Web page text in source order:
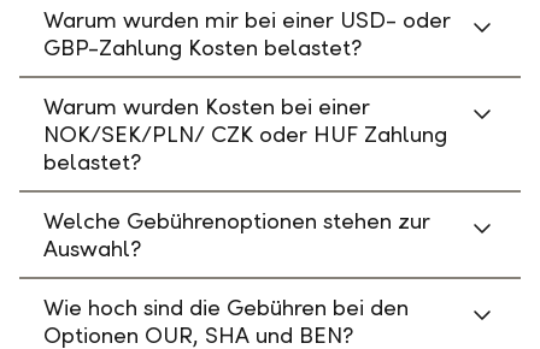
Warum wurden mir bei einer USD- oder
GBP-Zahlung Kosten belastet?
Warum wurden Kosten bei einer
NOK/SEK/PLN/ CZK oder HUF Zahlung
belastet?
Welche Gebührenoptionen stehen zur
Auswahl?
Wie hoch sind die Gebühren bei den
Optionen OUR, SHA und BEN?